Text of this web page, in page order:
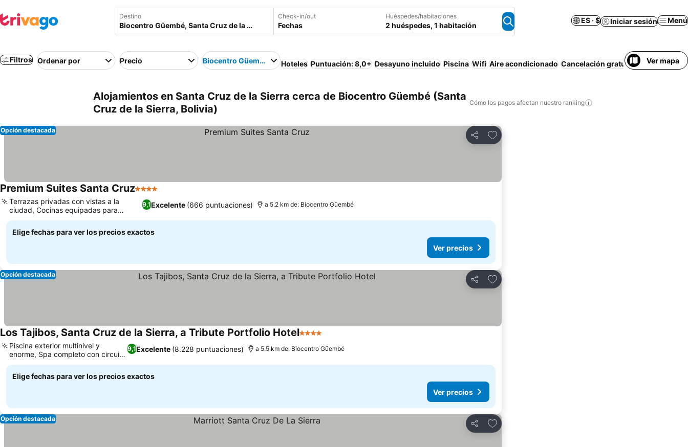
Destino Check-in/out
Fechas
Huéspedes/habitaciones
2 huéspedes, 1 habitación
ES · $ Iniciar sesión Menú
Filtros Ordenar por Precio Biocentro Güembé Hoteles Puntuación: 8,0+ Desayuno incluido Piscina Wifi Aire acondicionado Cancelación gratuita Apartamento
Ver mapa
Alojamientos en Santa Cruz de la Sierra cerca de Biocentro Güembé (Santa
Cruz de la Sierra, Bolivia)
Cómo los pagos afectan nuestro ranking
Compartir
Agregar a favoritos
Opción destacada
Premium Suites Santa Cruz4 Estrellas
9,1Excelente (666 puntuaciones)
Terrazas privadas con vistas a la
ciudad, Cocinas equipadas para
estancias largas
a 5.2 km de: Biocentro Güembé
Elige fechas para ver los precios exactos
Ver precios
Compartir
Agregar a favoritos
Opción destacada
Los Tajibos, Santa Cruz de la Sierra, a Tribute Portfolio Hotel4 Estrellas
9,1Excelente (8.228 puntuaciones)
Piscina exterior multinivel y
enorme, Spa completo con circuito
de agua
a 5.5 km de: Biocentro Güembé
Elige fechas para ver los precios exactos
Ver precios
Compartir
Agregar a favoritos
Opción destacada